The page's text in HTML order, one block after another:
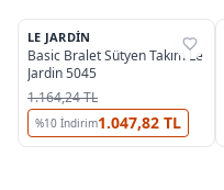
%17
LE JARDIN
Basic Bralet Sütyen Takım Le
Jardin 5045
1.164,24 TL
%10 İndirim1.047,82 TL